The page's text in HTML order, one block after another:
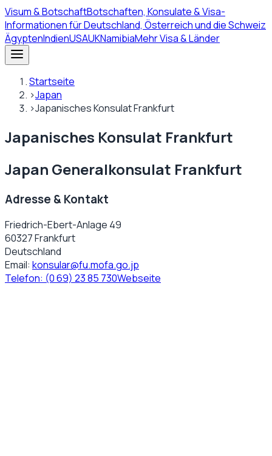
Visum& BotschaftBotschaften, Konsulate & Visa-
Informationen für Deutschland, Österreich und die Schweiz
ÄgyptenIndienUSAUKNamibiaMehr Visa & Länder
Startseite
›Japan
›Japanisches Konsulat Frankfurt
Japanisches Konsulat Frankfurt
Japan Generalkonsulat Frankfurt
Adresse & Kontakt
Friedrich-Ebert-Anlage 49
60327 Frankfurt
Deutschland
Email: konsular@fu.mofa.go.jp
Telefon: (0 69) 23 85 730Webseite